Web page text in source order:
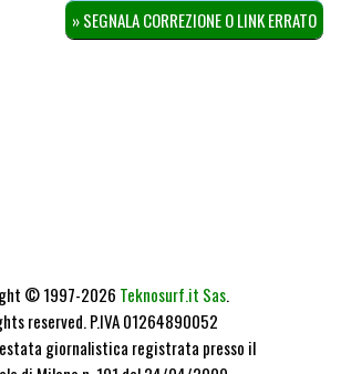
» SEGNALA CORREZIONE O LINK ERRATO
© 1997-2026 Teknosurf.it Sas.
reserved. P.IVA 01264890052
giornalistica registrata presso il